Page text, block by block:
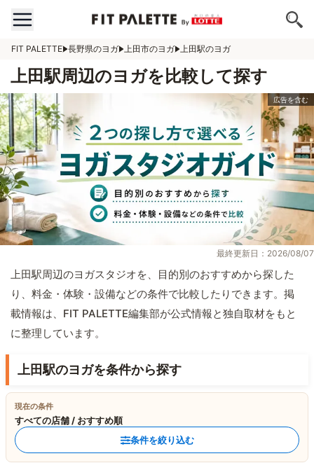
FIT PALETTE 長野県のヨガ 上田市のヨガ 上田駅のヨガ
上田駅周辺のヨガを比較して探す
最終更新日：2026/08/07
上田駅周辺のヨガスタジオを、目的別のおすすめから探した
り、料金・体験・設備などの条件で比較したりできます。掲
載情報は、FIT PALETTE編集部が公式情報と独自取材をもと
に整理しています。
上田駅のヨガを条件から探す
現在の条件
すべての店舗 / おすすめ順
条件を絞り込む